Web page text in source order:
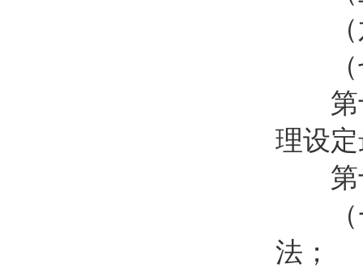
（六
（七
第十
理设
第十
（一
法；